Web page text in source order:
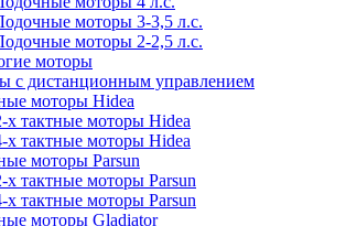
моторы 3-3,5 л.с.
моторы 2-2,5 л.с.
моторы
с дистанционным управлением
моторы Hidea
х тактные моторы Hidea
х тактные моторы Hidea
моторы Parsun
х тактные моторы Parsun
х тактные моторы Parsun
моторы Gladiator